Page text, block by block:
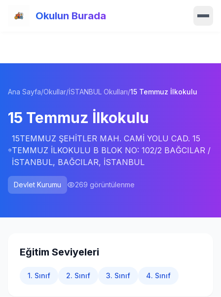
Okulun Burada
Okullar
Haberler
Blog
Ana Sayfa/Okullar/İSTANBUL Okulları/15 Temmuz İlkokulu
15 Temmuz İlkokulu
15TEMMUZ ŞEHİTLER MAH. CAMİ YOLU CAD. 15
TEMMUZ İLKOKULU B BLOK NO: 102/2 BAĞCILAR /
İSTANBUL, BAĞCILAR, İSTANBUL
Devlet Kurumu 269 görüntülenme
Eğitim Seviyeleri
1. Sınıf 2. Sınıf 3. Sınıf 4. Sınıf